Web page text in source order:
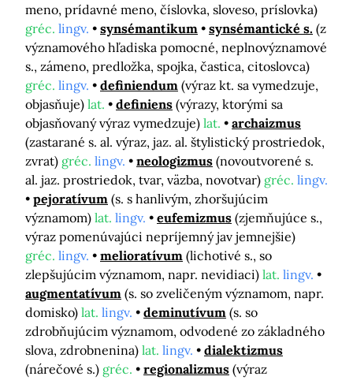
meno, prídavné meno, číslovka, sloveso, príslovka)
gréc. lingv. synsémantikum synsémantické s. (z
významového hľadiska pomocné, neplnovýznamové
s., zámeno, predložka, spojka, častica, citoslovca)
gréc. lingv. definiendum (výraz kt. sa vymedzuje,
objasňuje) lat. definiens (výrazy, ktorými sa
objasňovaný výraz vymedzuje) lat.
archaizmus
(zastarané s. al. výraz, jaz. al. štylistický prostriedok,
zvrat) gréc. lingv. neologizmus (novoutvorené s.
al. jaz. prostriedok, tvar, väzba, novotvar) gréc. lingv.
pejoratívum (s. s hanlivým, zhoršujúcim
významom) lat. lingv. eufemizmus (zjemňujúce s.,
výraz pomenúvajúci nepríjemný jav jemnejšie)
gréc. lingv. melioratívum (lichotivé s., so
zlepšujúcim významom, napr. nevidiaci) lat. lingv.
augmentatívum (s. so zveličeným významom, napr.
domisko) lat. lingv. deminutívum (s. so
zdrobňujúcim významom, odvodené zo základného
slova, zdrobnenina) lat. lingv.
dialektizmus
(nárečové s.) gréc. regionalizmus (výraz